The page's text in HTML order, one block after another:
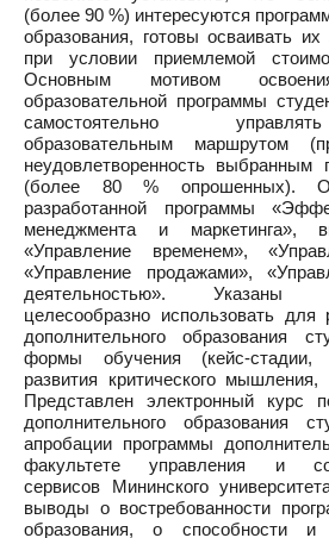
(более 90 %) интересуются
образования, готовы осваивать
при условии приемлемой
Основным мотивом
образовательной программы
самостоятельно
образовательным маршрутом
неудовлетворенность выбранным
(более 80 % опрошенных).
разработанной программы
менеджмента и маркетинга»,
«Управление временем»,
«Управление продажами»,
деятельностью».
целесообразно использовать для
дополнительного образования
формы обучения (кейс-стадии,
развития критического мышления,
Представлен электронный курс
дополнительного образования
апробации программы
факультете управления и
сервисов Мининского
выводы о востребованности
образования, о способности и